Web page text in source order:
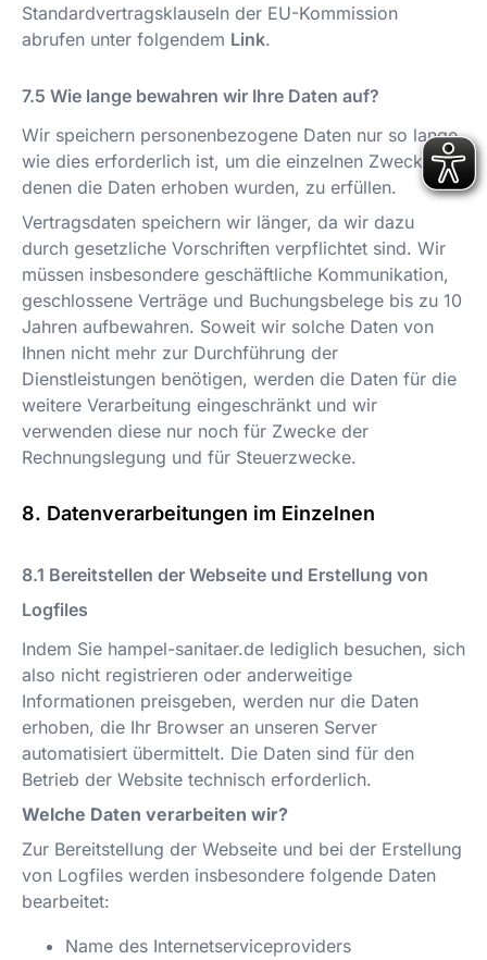
Standardvertragsklauseln der EU-Kommission
abrufen unter folgendem Link.
Wie lange bewahren wir Ihre Daten auf?
Wir speichern personenbezogene Daten nur so lange,
wie dies erforderlich ist, um die einzelnen Zwecke, zu
denen die Daten erhoben wurden, zu erfüllen.
Vertragsdaten speichern wir länger, da wir dazu
durch gesetzliche Vorschriften verpflichtet sind. Wir
müssen insbesondere geschäftliche Kommunikation,
geschlossene Verträge und Buchungsbelege bis zu 10
Jahren aufbewahren. Soweit wir solche Daten von
Ihnen nicht mehr zur Durchführung der
Dienstleistungen benötigen, werden die Daten für die
weitere Verarbeitung eingeschränkt und wir
verwenden diese nur noch für Zwecke der
Rechnungslegung und für Steuerzwecke.
Datenverarbeitungen im Einzelnen
Bereitstellen der Webseite und Erstellung von
Logfiles
Indem Sie hampel-sanitaer.de lediglich besuchen, sich
also nicht registrieren oder anderweitige
Informationen preisgeben, werden nur die Daten
erhoben, die Ihr Browser an unseren Server
automatisiert übermittelt. Die Daten sind für den
Betrieb der Website technisch erforderlich.
Welche Daten verarbeiten wir?
Zur Bereitstellung der Webseite und bei der Erstellung
von Logfiles werden insbesondere folgende Daten
bearbeitet:
Name des Internetserviceproviders